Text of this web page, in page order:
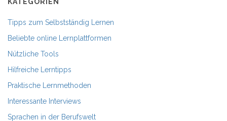
KATEGORIEN
Tipps zum Selbstständig Lernen
Beliebte online Lernplattformen
Nützliche Tools
Hilfreiche Lerntipps
Praktische Lernmethoden
Interessante Interviews
Sprachen in der Berufswelt